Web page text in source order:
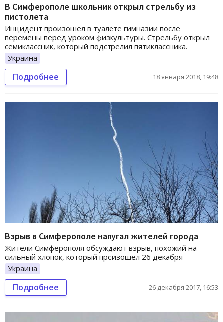
В Симферополе школьник открыл стрельбу из
пистолета
Инцидент произошел в туалете гимназии после
перемены перед уроком физкультуры. Стрельбу открыл
семиклассник, который подстрелил пятиклассника.
Украина
Подробнее 18 января 2018, 19:48
Взрыв в Симферополе напугал жителей города
Жители Симферополя обсуждают взрыв, похожий на
сильный хлопок, который произошел 26 декабря
Украина
Подробнее 26 декабря 2017, 16:53